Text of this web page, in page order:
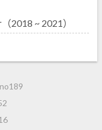
2018 ~ 2021）